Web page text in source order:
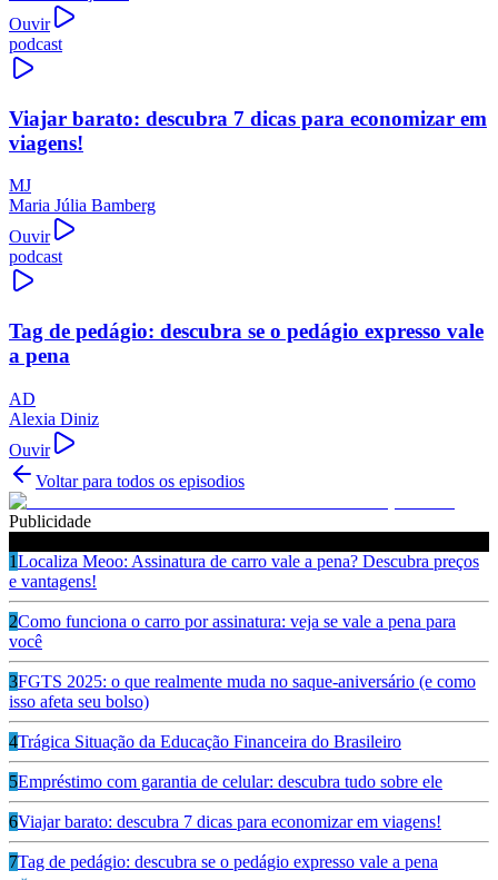
Ouvir
podcast
Viajar barato: descubra 7 dicas para economizar em
viagens!
MJ
Maria Júlia Bamberg
Ouvir
podcast
Tag de pedágio: descubra se o pedágio expresso vale
a pena
AD
Alexia Diniz
Ouvir
Voltar para todos os episodios
Publicidade
1Localiza Meoo: Assinatura de carro vale a pena? Descubra preços
e vantagens!
2Como funciona o carro por assinatura: veja se vale a pena para
você
3FGTS 2025: o que realmente muda no saque-aniversário (e como
isso afeta seu bolso)
4Trágica Situação da Educação Financeira do Brasileiro
5Empréstimo com garantia de celular: descubra tudo sobre ele
6Viajar barato: descubra 7 dicas para economizar em viagens!
7Tag de pedágio: descubra se o pedágio expresso vale a pena